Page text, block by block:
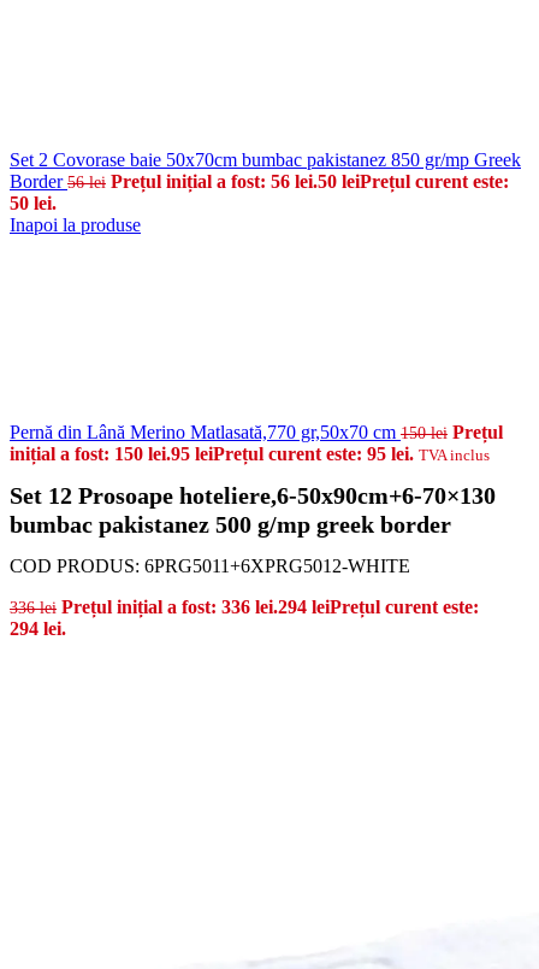
Set 2 Covorase baie 50x70cm bumbac pakistanez 850 gr/mp Greek
Border56lei Prețul inițial a fost: 56 lei.50 leiPrețul curent este:
50 lei.
Inapoi la produse
Pernă din Lână Merino Matlasată,770 gr,50x70 cm 150lei Prețul
inițial a fost: 150 lei.95 leiPrețul curent este: 95 lei. TVA inclus
Set 12 Prosoape hoteliere,6-50x90cm+6-70×130
bumbac pakistanez 500 g/mp greek border
COD PRODUS: 6PRG5011+6XPRG5012-WHITE
336lei Prețul inițial a fost: 336 lei.294 leiPrețul curent este:
294 lei.